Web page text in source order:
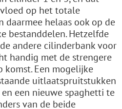
op het totale
daarmee helaas ook op de
bestanddelen. Hetzelfde
andere cilinderbank voor
handig met de strengere
komst. Een mogelijke
uitlaatspruitstukken
een nieuwe spaghetti te
van de beide